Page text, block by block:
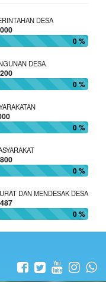
DESA
0 %
DESA
0 %
0 %
0 %
DAN MENDESAK DESA
0 %